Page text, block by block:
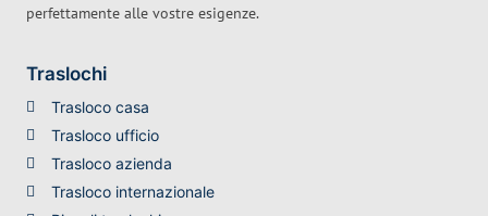
perfettamente alle vostre esigenze.
Traslochi
Trasloco casa
Trasloco ufficio
Trasloco azienda
Trasloco internazionale